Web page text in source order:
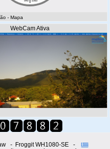
- Mapa
WebCam Ativa
- Froggit WH1080-SE -